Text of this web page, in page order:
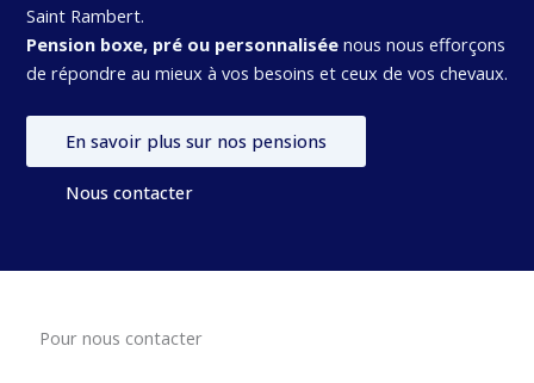
Saint Rambert.
Pension boxe, pré ou personnaliséenous nous efforçons
de répondre au mieux à vos besoins et ceux de vos chevaux.
En savoir plus sur nos pensions
Nous contacter
Pour nous contacter